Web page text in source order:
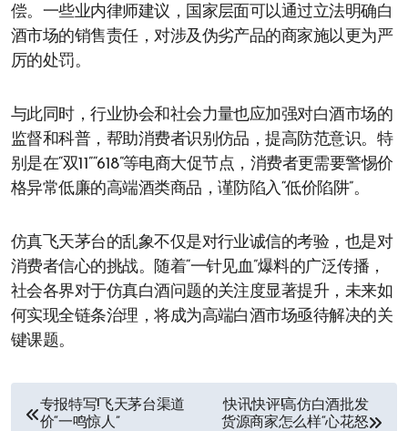
偿。一些业内律师建议，国家层面可以通过立法明确白
酒市场的销售责任，对涉及伪劣产品的商家施以更为严
厉的处罚。
与此同时，行业协会和社会力量也应加强对白酒市场的
监督和科普，帮助消费者识别仿品，提高防范意识。特
别是在“双11”“618”等电商大促节点，消费者更需要警惕价
格异常低廉的高端酒类商品，谨防陷入“低价陷阱”。
仿真飞天茅台的乱象不仅是对行业诚信的考验，也是对
消费者信心的挑战。随着“一针见血”爆料的广泛传播，
社会各界对于仿真白酒问题的关注度显著提升，未来如
何实现全链条治理，将成为高端白酒市场亟待解决的关
键课题。
文专报特写!飞天茅台渠道
价“一鸣惊人”
快讯快评!高仿白酒批发
货源商家怎么样“心花怒